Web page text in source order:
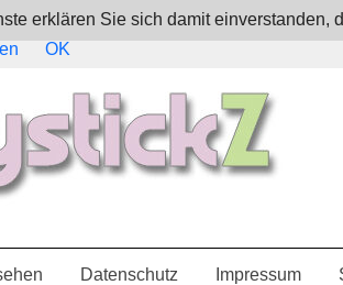
Datenschutz Impressum
erklären Sie sich damit einverstanden,
OK